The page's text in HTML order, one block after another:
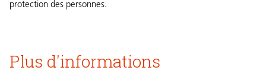
protection des personnes.
Plus d'informations